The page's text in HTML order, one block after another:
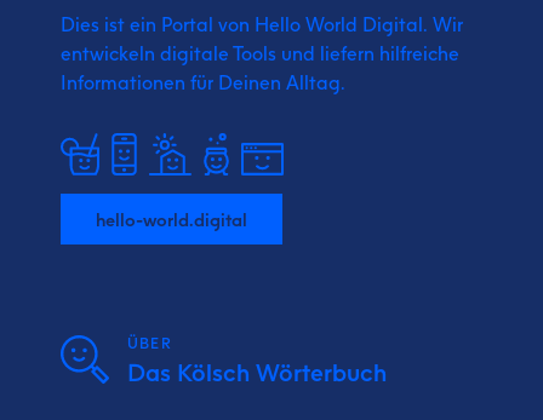
Dies ist ein Portal von Hello World Digital. Wir
entwickeln digitale Tools und liefern hilfreiche
Informationen für Deinen Alltag.
hello-world.digital
ÜBER
Das Kölsch Wörterbuch